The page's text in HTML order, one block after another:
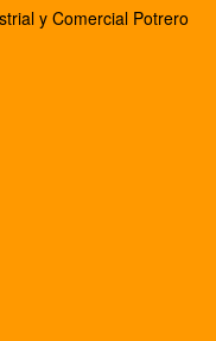
y Comercial Potrero